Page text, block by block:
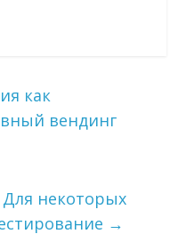
как
вендинг
Для некоторых
→